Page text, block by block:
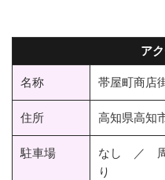
ア
名称 帯屋町商店
住所 高知県高知
駐車場
なし ／ 周
り